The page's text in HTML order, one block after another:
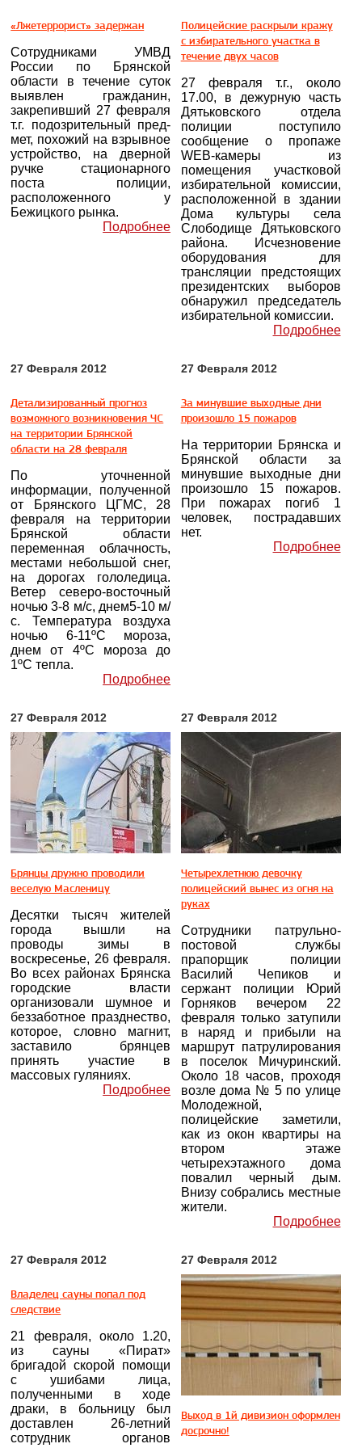
«Лжетеррорист» задержан
Сотрудниками УМВД
России по Брянской
области в течение суток
выявлен гражданин,
закрепивший 27 февраля
т.г. подозрительный пред-
мет, похожий на взрывное
устройство, на дверной
ручке стационарного
поста полиции,
расположенного у
Бежицкого рынка.
Подробнее
Полицейские раскрыли кражу
с избирательного участка в
течение двух часов
27 февраля т.г., около
17.00, в дежурную часть
Дятьковского отдела
полиции поступило
сообщение о пропаже
WEB-камеры из
помещения участковой
избирательной комиссии,
расположенной в здании
Дома культуры села
Слободище Дятьковского
района. Исчезновение
оборудования для
трансляции предстоящих
президентских выборов
обнаружил председатель
избирательной комиссии.
Подробнее
27 Февраля 2012
Детализированный прогноз
возможного возникновения ЧС
на территории Брянской
области на 28 февраля
По уточненной
информации, полученной
от Брянского ЦГМС, 28
февраля на территории
Брянской области
переменная облачность,
местами небольшой снег,
на дорогах гололедица.
Ветер северо-восточный
ночью 3-8 м/с, днем5-10 м/
с. Температура воздуха
ночью 6-11ºС мороза,
днем от 4ºС мороза до
1ºС тепла.
Подробнее
27 Февраля 2012
За минувшие выходные дни
произошло 15 пожаров
На территории Брянска и
Брянской области за
минувшие выходные дни
произошло 15 пожаров.
При пожарах погиб 1
человек, пострадавших
нет.
Подробнее
27 Февраля 2012
Брянцы дружно проводили
веселую Масленицу
Десятки тысяч жителей
города вышли на
проводы зимы в
воскресенье, 26 февраля.
Во всех районах Брянска
городские власти
организовали шумное и
беззаботное празднество,
которое, словно магнит,
заставило брянцев
принять участие в
массовых гуляниях.
Подробнее
27 Февраля 2012
Четырехлетнюю девочку
полицейский вынес из огня на
руках
Сотрудники патрульно-
постовой службы
прапорщик полиции
Василий Чепиков и
сержант полиции Юрий
Горняков вечером 22
февраля только затупили
в наряд и прибыли на
маршрут патрулирования
в поселок Мичуринский.
Около 18 часов, проходя
возле дома № 5 по улице
Молодежной,
полицейские заметили,
как из окон квартиры на
втором этаже
четырехэтажного дома
повалил черный дым.
Внизу собрались местные
жители.
Подробнее
27 Февраля 2012
Владелец сауны попал под
следствие
21 февраля, около 1.20,
из сауны «Пират»
бригадой скорой помощи
с ушибами лица,
полученными в ходе
драки, в больницу был
доставлен 26-летний
сотрудник органов
27 Февраля 2012
Выход в 1й дивизион оформлен
досрочно!